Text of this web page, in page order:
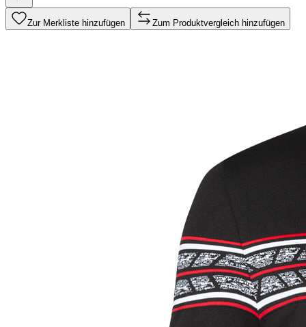
Zur Merkliste hinzufügen Zum Produktvergleich hinzufügen